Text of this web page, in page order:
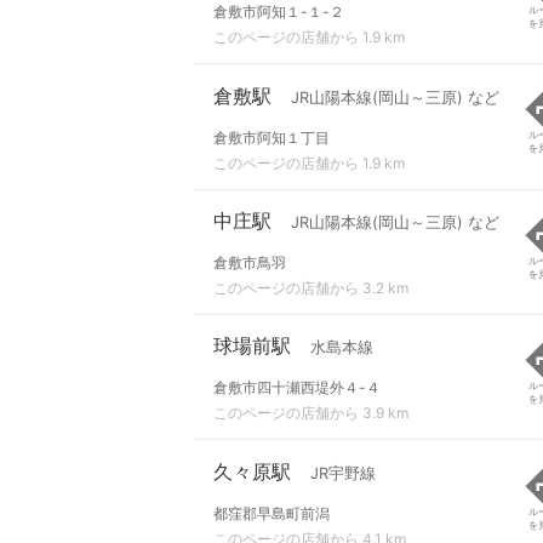
倉敷市阿知１-１-２
このページの店舗から 1.9 km
ル
を
倉敷駅 JR山陽本線(岡山～三原) など
倉敷市阿知１丁目
このページの店舗から 1.9 km
ル
を
中庄駅 JR山陽本線(岡山～三原) など
倉敷市鳥羽
このページの店舗から 3.2 km
ル
を
球場前駅 水島本線
倉敷市四十瀬西堤外４-４
このページの店舗から 3.9 km
ル
を
久々原駅 JR宇野線
都窪郡早島町前潟
このページの店舗から 4.1 km
ル
を